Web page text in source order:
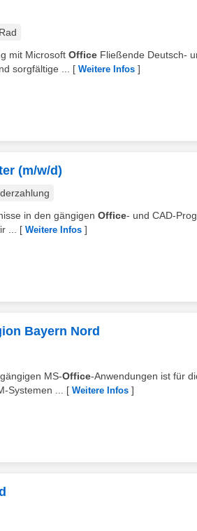
mit Microsoft Office Fließende Deutsch-
sorgfältige ...
[ Weitere Infos ]
(m/w/d)
in den gängigen Office- und CAD-
...
[ Weitere Infos ]
Bayern Nord
MS-Office-Anwendungen ist für
Systemen ...
[ Weitere Infos ]